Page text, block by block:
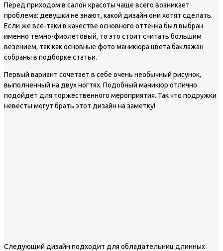
Перед приходом в салон красоты чаще всего возникает
проблема: девушки не знают, какой дизайн они хотят сделать.
Если же все-таки в качестве основного оттенка был выбран
именно темно-фиолетовый, то это стоит считать большим
везением, так как основные фото маникюра цвета баклажан
собраны в подборке статьи.
Первый вариант сочетает в себе очень необычный рисунок,
выполненный на двух ногтях. Подобный маникюр отлично
подойдет для торжественного мероприятия. Так что подружки
невесты могут брать этот дизайн на заметку!
Следующий дизайн подходит для обладательниц длинных